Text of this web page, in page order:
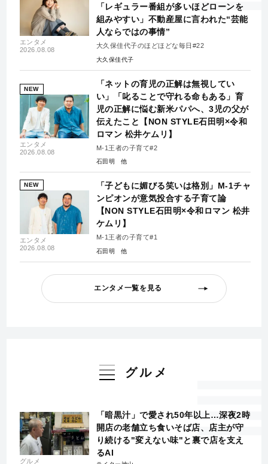
エンタメ
2026.08.08
「レギュラー番組が多いほどローンを
組みやすい」不動産屋に言われた“芸能
人ならではの事情”
大久保佳代子のほどほどな毎日#22
大久保佳代子
NEW
エンタメ
2026.08.08
「ネットの育児の正解は無視してい
い」「叱ることで守れる命もある」育
児の正解に悩む新米パパへ、3児の父が
伝えたこと【NON STYLE石田明×令和
ロマン 松井ケムリ】
M-1王者の子育て#2
石田明
NEW
エンタメ
2026.08.08
「子どもに媚びる笑いは格別」M-1チャ
ンピオンが意気投合する子育て論
【NON STYLE石田明×令和ロマン 松井
ケムリ】
M-1王者の子育て#1
石田明
エンタメ一覧を見る
グルメ
グルメ
「暗黒汁」で愛され50年以上…深夜2時
開店の老舗立ち食いそば店、店主が守
り続ける"変えない味"と裏で店を支え
るAI